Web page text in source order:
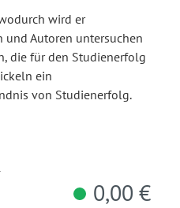
wird er
und Autoren untersuchen
die für den Studienerfolg
ein
von Studienerfolg.
0,00 €